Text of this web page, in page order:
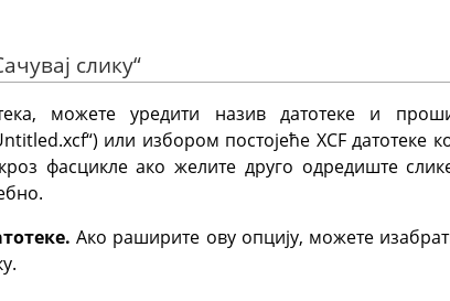
слику“
можете уредити назив датотеке и
“) или избором постојеће XCF датотеке
фасцикле ако желите друго одредиште
Ако раширите ову опцију, можете